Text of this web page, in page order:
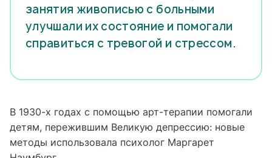
занятия живописью с больными
улучшали их состояние и помогали
справиться с тревогой и стрессом.
В 1930-х годах с помощью арт-терапии помогали
детям, пережившим Великую депрессию: новые
методы использовала психолог Маргарет